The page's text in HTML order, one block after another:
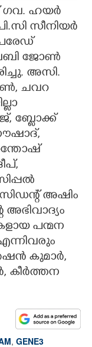
ഗവ. ഹയർ
സീനിയർ
ജോൺ
അസി.
ചവറ
ബ്ലോക്ക്
അഷിം
പന്മന
കുമാർ,
കീർത്തന
, GENE3